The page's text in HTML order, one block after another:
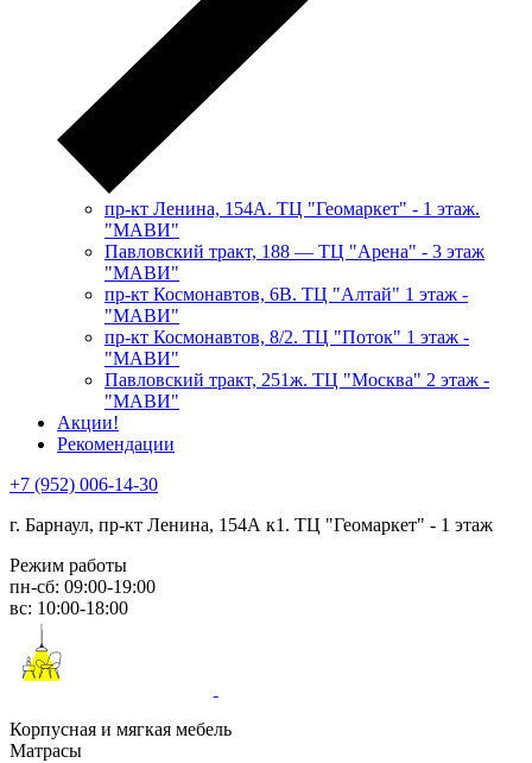
пр-кт Ленина, 154А. ТЦ "Геомаркет" - 1 этаж.
"МАВИ"
​Павловский тракт, 188 — ТЦ "Арена" - 3 этаж
"МАВИ"
пр-кт Космонавтов, 6В. ТЦ "Алтай" 1 этаж -
"МАВИ"
пр-кт Космонавтов, 8/2. ТЦ "Поток" 1 этаж -
"МАВИ"
Павловский тракт, 251ж. ТЦ "Москва" 2 этаж -
"МАВИ"
Акции!
Рекомендации
+7 (952) 006-14-30
г. Барнаул, пр-кт Ленина, 154А к1. ТЦ "Геомаркет" - 1 этаж
Режим работы
пн-сб: 09:00-19:00
вс: 10:00-18:00
Корпусная и мягкая мебель
Матрасы